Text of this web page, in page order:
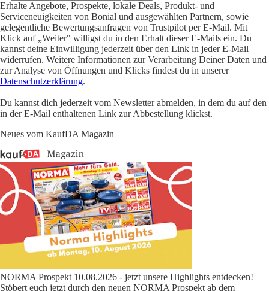
Erhalte Angebote, Prospekte, lokale Deals, Produkt- und
Serviceneuigkeiten von Bonial und ausgewählten Partnern, sowie
gelegentliche Bewertungsanfragen von Trustpilot per E-Mail. Mit
Klick auf „Weiter" willigst du in den Erhalt dieser E-Mails ein. Du
kannst deine Einwilligung jederzeit über den Link in jeder E-Mail
widerrufen. Weitere Informationen zur Verarbeitung Deiner Daten und
zur Analyse von Öffnungen und Klicks findest du in unserer
Datenschutzerklärung.
Du kannst dich jederzeit vom Newsletter abmelden, in dem du auf den
in der E-Mail enthaltenen Link zur Abbestellung klickst.
Neues vom KaufDA Magazin
NORMA Prospekt 10.08.2026 - jetzt unsere Highlights entdecken!
Stöbert euch jetzt durch den neuen NORMA Prospekt ab dem